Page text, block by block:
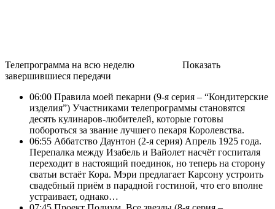
Телепрограмма на всю неделю
Показать
завершившиеся передачи
06:00 Правила моей пекарни (9-я серия – “Кондитерские
изделия”) Участниками телепрограммы становятся
десять кулинаров-любителей, которые готовы
побороться за звание лучшего пекаря Королевства.
06:55 Аббатство Даунтон (2-я серия) Апрель 1925 года.
Перепалка между Изабель и Вайолет насчёт госпиталя
переходит в настоящий поединок, но теперь на сторону
сватьи встаёт Кора. Мэри предлагает Карсону устроить
свадебный приём в парадной гостиной, что его вполне
устраивает, однако…